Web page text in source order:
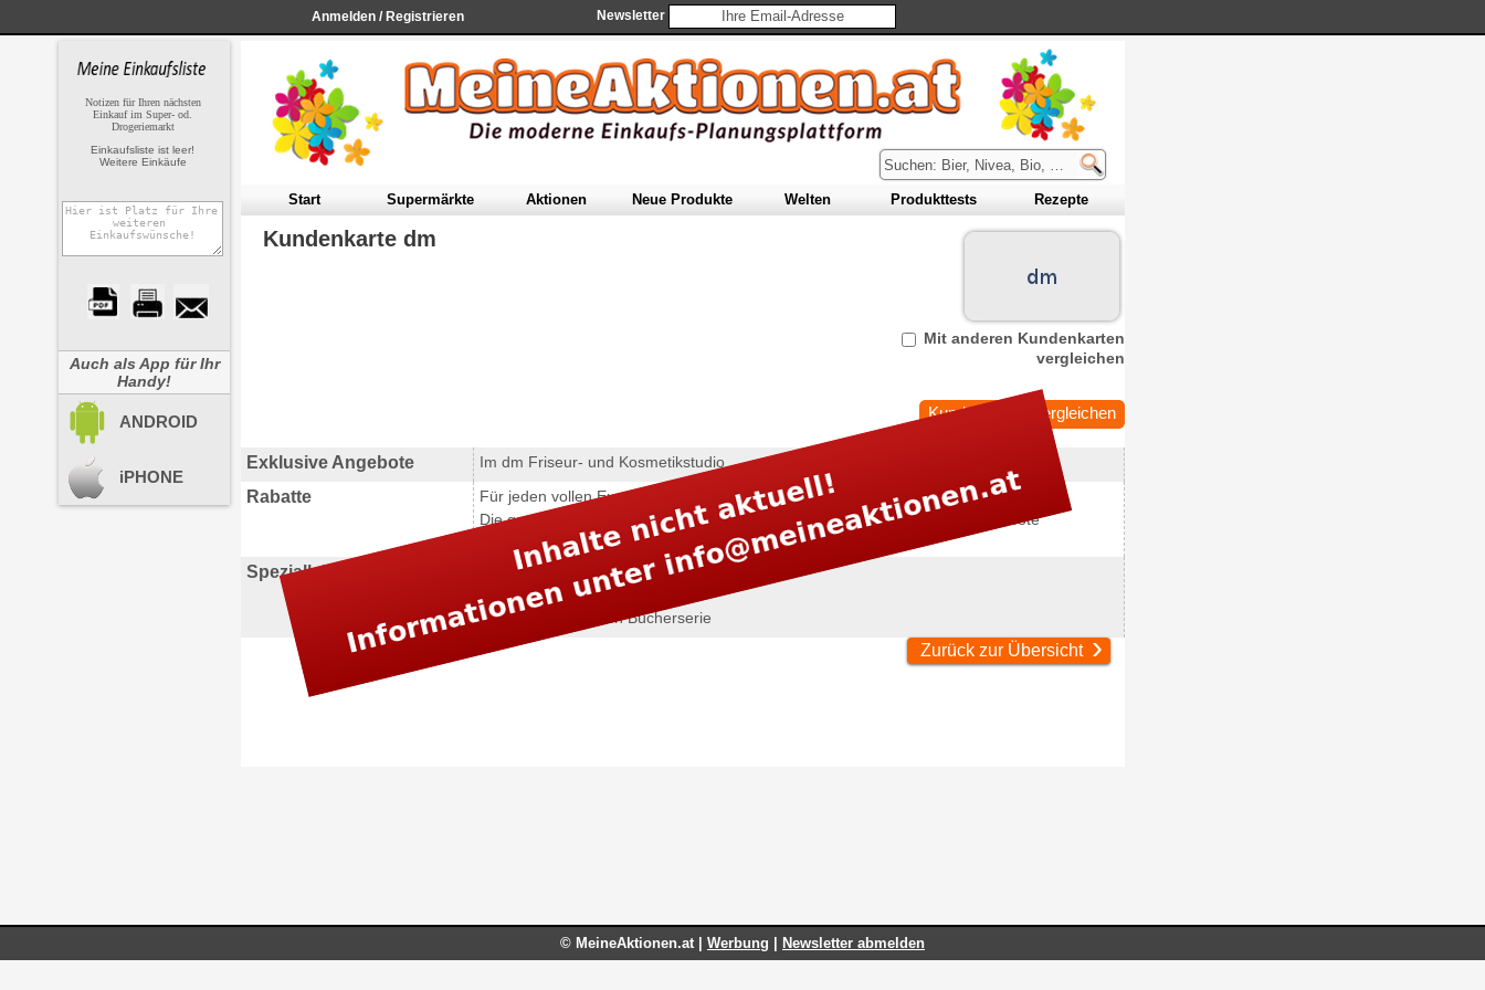
Anmelden / Registrieren Newsletter
Notizen für Ihren nächsten
Einkauf im Super- od.
Drogeriemarkt
Einkaufsliste ist leer!
Weitere Einkäufe
Auch als App für Ihr
Handy!
ANDROID
iPHONE
Start Supermärkte Aktionen Neue Produkte Welten Produkttests Rezepte
Kundenkarte dm
Mit anderen Kundenkarten
vergleichen
Kundenkarten vergleichen
Exklusive Angebote Im dm Friseur- und Kosmetikstudio
Rabatte
Für jeden vollen Euro gibt es einen dm Sammelpunkt.
Die gesammelten Punkte können über den dm Terminal gegen Vorteilsangebote
eingetauscht werden.
Spezialleistungen
Gutscheinhefte
active beauty Reiseangebote
active beauty edition Bücherserie
Zurück zur Übersicht ›
© MeineAktionen.at | Werbung Newsletter abmelden